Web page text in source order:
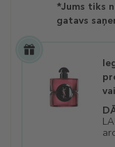
*Jums tiks
gatavs